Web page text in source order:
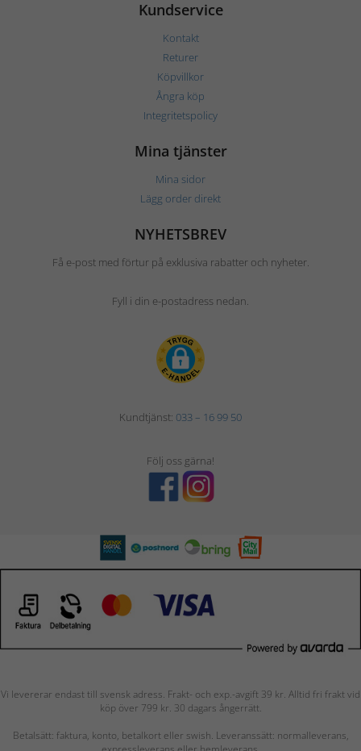
Kundservice
Kontakt
Returer
Köpvillkor
Ångra köp
Integritetspolicy
Mina tjänster
Mina sidor
Lägg order direkt
NYHETSBREV
Få e-post med förtur på exklusiva rabatter och nyheter.
Fyll i din e-postadress nedan.
Kundtjänst: 033 – 16 99 50
Följ oss gärna!
Vi levererar endast till svensk adress. Frakt- och exp.-avgift 39 kr. Alltid fri frakt vid
köp över 799 kr. 30 dagars ångerrätt.
Betalsätt: faktura, konto, betalkort eller swish. Leveranssätt: normalleverans,